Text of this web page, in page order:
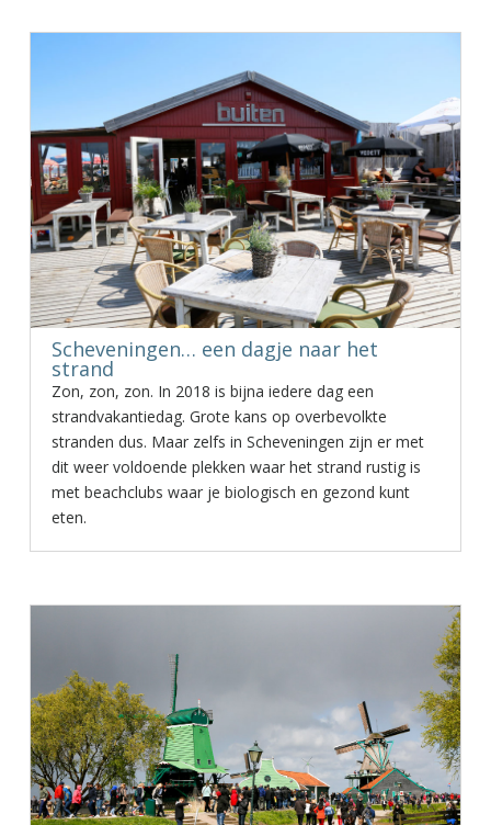
Scheveningen… een dagje naar het
strand
Zon, zon, zon. In 2018 is bijna iedere dag een
strandvakantiedag. Grote kans op overbevolkte
stranden dus. Maar zelfs in Scheveningen zijn er met
dit weer voldoende plekken waar het strand rustig is
met beachclubs waar je biologisch en gezond kunt
eten.